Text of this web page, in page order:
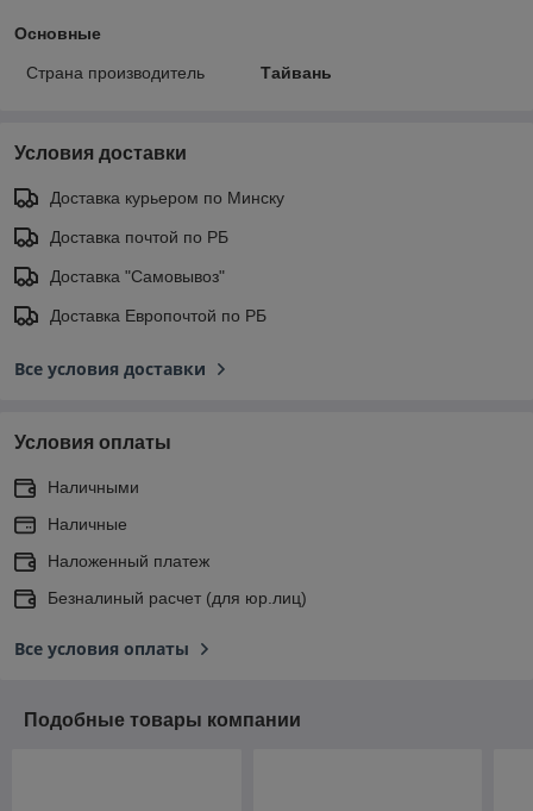
Основные
Страна производитель Тайвань
Условия доставки
Доставка курьером по Минску
Доставка почтой по РБ
Доставка "Самовывоз"
Доставка Европочтой по РБ
Все условия доставки
Условия оплаты
Наличными
Наличные
Наложенный платеж
Безналиный расчет (для юр.лиц)
Все условия оплаты
Подобные товары компании